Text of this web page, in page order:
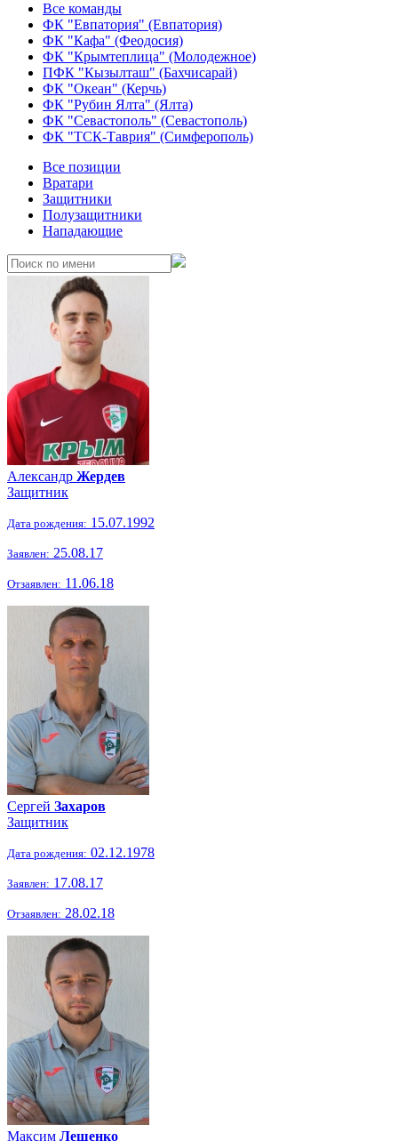
Все команды
ФК "Евпатория" (Евпатория)
ФК "Кафа" (Феодосия)
ФК "Крымтеплица" (Молодежное)
ПФК "Кызылташ" (Бахчисарай)
ФК "Океан" (Керчь)
ФК "Рубин Ялта" (Ялта)
ФК "Севастополь" (Севастополь)
ФК "ТСК-Таврия" (Симферополь)
Все позиции
Вратари
Защитники
Полузащитники
Нападающие
Александр Жердев
Защитник
Дата рождения: 15.07.1992
Заявлен: 25.08.17
Отзаявлен: 11.06.18
Сергей Захаров
Защитник
Дата рождения: 02.12.1978
Заявлен: 17.08.17
Отзаявлен: 28.02.18
Максим Лещенко